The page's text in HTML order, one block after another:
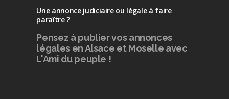
Une annonce judiciaire ou légale à faire
paraître ?
Pensez à publiervos annonces
légales en Alsace et Moselle avec
L'Ami du peuple !